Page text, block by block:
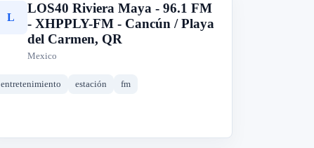
L
LOS40 Riviera Maya - 96.1 FM
- XHPPLY-FM - Cancún / Playa
del Carmen, QR
Mexico
entretenimiento estación fm